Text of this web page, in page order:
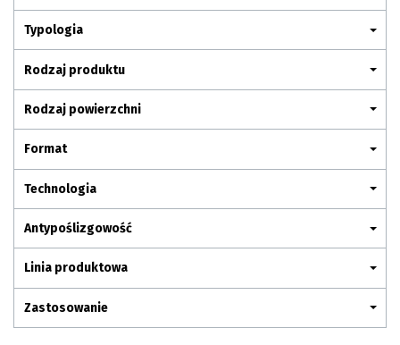
Typologia
Rodzaj produktu
Rodzaj powierzchni
Format
Technologia
Antypoślizgowość
Linia produktowa
Zastosowanie
Pytania i odpowiedzi
Kariera
Kontakt
Komunikacja z akcjonariuszami